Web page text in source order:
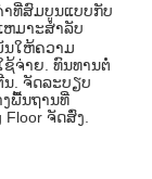
ທີ່ສົມບູນແບບກັບ
ຫມາະສໍາລັບ
ນໃຫ້ຄວາມ
ຈ່າຍ. ທົນທານຕໍ່
. ຈັດລະບຽບ
ງພື້ນຖານທີ່
ຈັດສົ່ງ.